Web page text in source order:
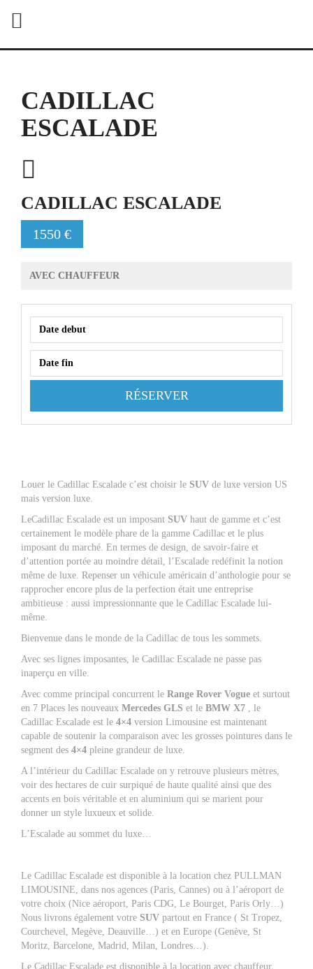
CADILLAC
ESCALADE
CADILLAC ESCALADE
1550 €
AVEC CHAUFFEUR
RÉSERVER
Louer le Cadillac Escalade c’est choisir le SUV de luxe version US
mais version luxe.
LeCadillac Escalade est un imposant SUV haut de gamme et c’est
certainement le modèle phare de la gamme Cadillac et le plus
imposant du marché. En termes de design, de savoir-faire et
d’attention portée au moindre détail, l’Escalade redéfinit la notion
même de luxe. Repenser un véhicule américain d’anthologie pour se
rapprocher encore plus de la perfection était une entreprise
ambitieuse : aussi impressionnante que le Cadillac Escalade lui-
même.
Bienvenue dans le monde de la Cadillac de tous les sommets.
Avec ses lignes imposantes, le Cadillac Escalade ne passe pas
inaperçu en ville.
Avec comme principal concurrent le Range Rover Vogue et surtout
en 7 Places les nouveaux Mercedes GLS et le BMW X7 , le
Cadillac Escalade est le 4×4 version Limousine est maintenant
capable de soutenir la comparaison avec les grosses pointures dans le
segment des 4×4 pleine grandeur de luxe.
A l’intérieur du Cadillac Escalade on y retrouve plusieurs mètres,
voir des hectares de cuir surpiqué de haute qualité ainsi que des
accents en bois véritable et en aluminium qui se marient pour
donner un style luxueux et solide.
L’Escalade au sommet du luxe…
Le Cadillac Escalade est disponible à la location chez PULLMAN
LIMOUSINE, dans nos agences (Paris, Cannes) ou à l’aéroport de
votre choix (Nice aéroport, Paris CDG, Le Bourget, Paris Orly…)
Nous livrons également votre SUV partout en France ( St Tropez,
Courchevel, Megève, Deauville…) et en Europe (Genève, St
Moritz, Barcelone, Madrid, Milan, Londres…).
Le Cadillac Escalade est disponible à la location avec chauffeur.